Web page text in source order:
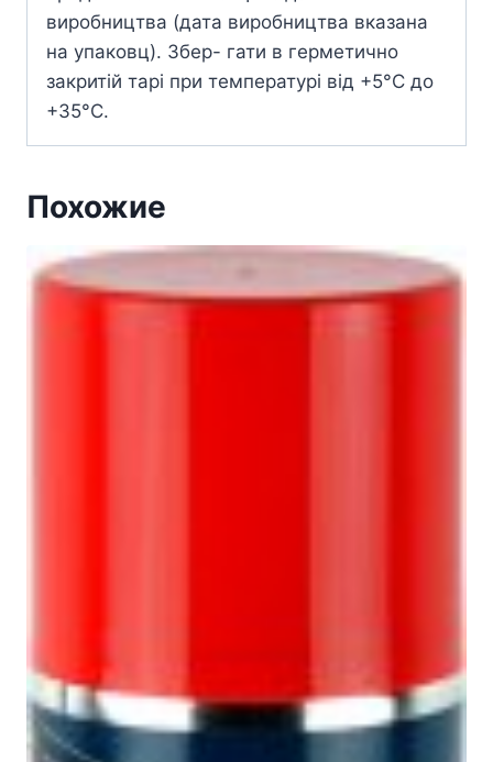
виробництва (дата виробництва вказана
на упаковц). 3бер- гати в герметично
закритій тарі при температурі від +5°С до
+35°С.
Похожие